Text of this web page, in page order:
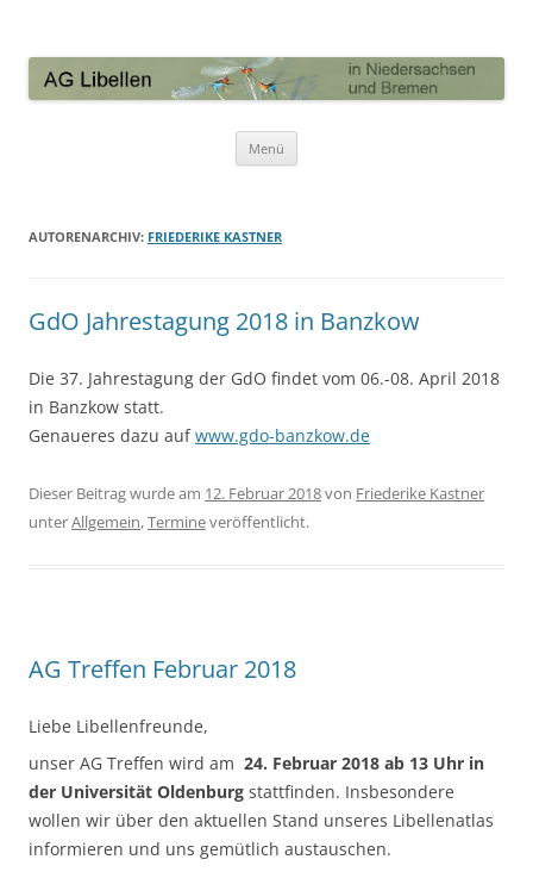
Bremen
Menü
AUTORENARCHIV: FRIEDERIKE KASTNER
GdO Jahrestagung 2018 in Banzkow
Die 37. Jahrestagung der GdO findet vom 06.-08. April 2018
in Banzkow statt.
Genaueres dazu aufwww.gdo-banzkow.de
Dieser Beitrag wurde am 12. Februar 2018von Friederike Kastner
unterAllgemein,Termineveröffentlicht.
AG Treffen Februar 2018
Liebe Libellenfreunde,
unser AG Treffen wird am 24. Februar 2018 ab 13 Uhr in
der Universität Oldenburg stattfinden. Insbesondere
wollen wir über den aktuellen Stand unseres Libellenatlas
informieren und uns gemütlich austauschen.